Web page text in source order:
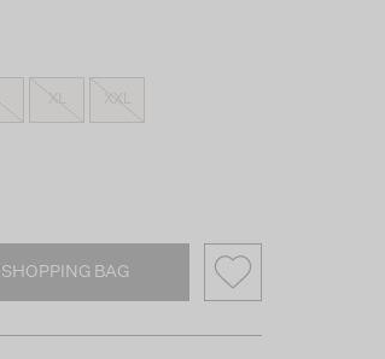
XL XXL
BAG